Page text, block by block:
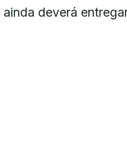
deverá